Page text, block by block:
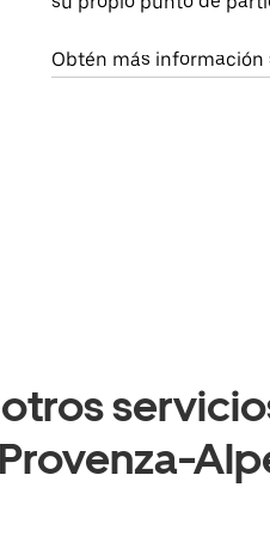
Obtén más información